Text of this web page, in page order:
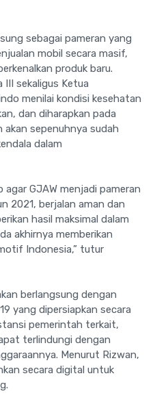
sebagai pameran yang
mobil secara masif,
produk baru.
III sekaligus Ketua
menilai kondisi kesehatan
dan diharapkan pada
akan sepenuhnya sudah
dalam
GJAW menjadi pameran
2021, berjalan aman dan
hasil maksimal dalam
akhirnya memberikan
Indonesia,” tutur
berlangsung dengan
yang dipersiapkan secara
pemerintah terkait,
terlindungi dengan
Menurut Rizwan,
secara digital untuk